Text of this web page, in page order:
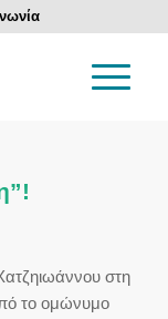
στη
το ομώνυμο